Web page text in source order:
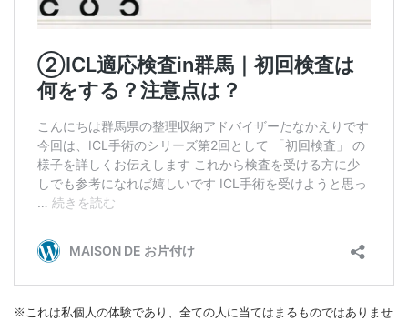
※これは私個人の体験であり、全ての人に当てはまるものではありませ